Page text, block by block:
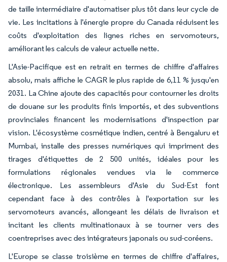
de taille intermédiaire d'automatiser plus tôt dans leur cycle de
vie. Les incitations à l'énergie propre du Canada réduisent les
coûts d'exploitation des lignes riches en servomoteurs,
améliorant les calculs de valeur actuelle nette.
L'Asie-Pacifique est en retrait en termes de chiffre d'affaires
absolu, mais affiche le CAGR le plus rapide de 6,11 % jusqu'en
2031. La Chine ajoute des capacités pour contourner les droits
de douane sur les produits finis importés, et des subventions
provinciales financent les modernisations d'inspection par
vision. L'écosystème cosmétique indien, centré à Bengaluru et
Mumbai, installe des presses numériques qui impriment des
tirages d'étiquettes de 2 500 unités, idéales pour les
formulations régionales vendues via le commerce
électronique. Les assembleurs d'Asie du Sud-Est font
cependant face à des contrôles à l'exportation sur les
servomoteurs avancés, allongeant les délais de livraison et
incitant les clients multinationaux à se tourner vers des
coentreprises avec des intégrateurs japonais ou sud-coréens.
L'Europe se classe troisième en termes de chiffre d'affaires,